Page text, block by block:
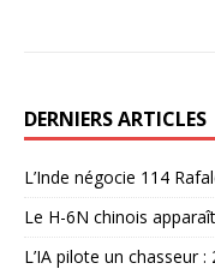
DERNIERS ARTICLES
L’Inde négocie 114
Le H-6N chinois
L’IA pilote un chasseur